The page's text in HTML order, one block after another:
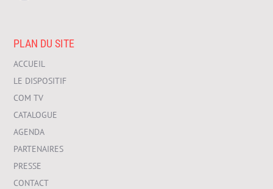
PLAN DU SITE
ACCUEIL
LE DISPOSITIF
COM TV
CATALOGUE
AGENDA
PARTENAIRES
PRESSE
CONTACT